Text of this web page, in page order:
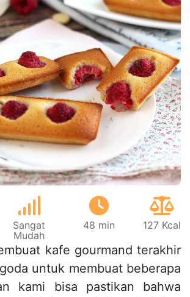
Sangat
Mudah
48 min 127 Kcal
kafe gourmand terakhir
untuk membuat beberapa
kami bisa pastikan bahwa